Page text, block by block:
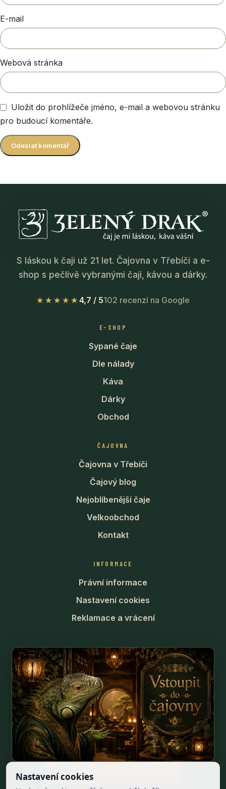
E-mail
Webová stránka
Uložit do prohlížeče jméno, e-mail a webovou stránku
pro budoucí komentáře.
S láskou k čaji už 21 let. Čajovna v Třebíči a e-
shop s pečlivě vybranými čaji, kávou a dárky.
★★★★★ 4,7 / 5102 recenzí na Google
E-SHOP
Sypané čaje
Dle nálady
Káva
Dárky
Obchod
ČAJOVNA
Čajovna v Třebíči
Čajový blog
Nejoblíbenější čaje
Velkoobchod
Kontakt
INFORMACE
Právní informace
Nastavení cookies
Reklamace a vrácení
Odstoupit od smlouvy online
Nastavení cookies